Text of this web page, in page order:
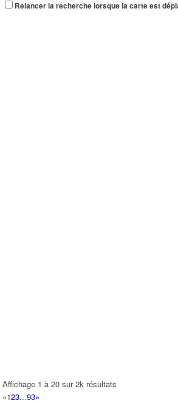
A&N EXPORTS LTD
ABBAOUI TOUFIK
10 Allée Georges Gershwin 93420 VILLEPINTE
Relancer la recherche lorsque la carte est
Affichage 1 à 20 sur 2k résultats
«123...93»